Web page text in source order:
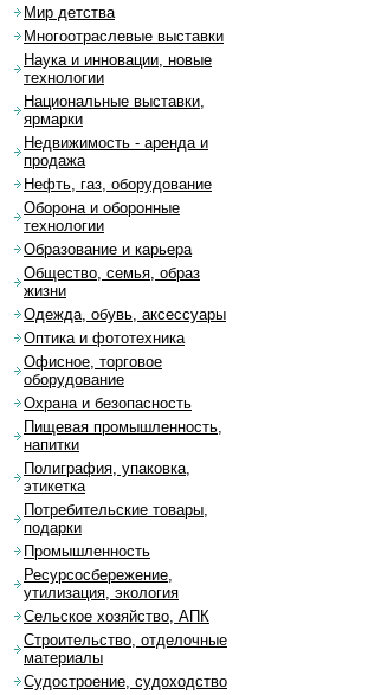
Мир детства
Многоотраслевые выставки
Наука и инновации, новые
технологии
Национальные выставки,
ярмарки
Недвижимость - аренда и
продажа
Нефть, газ, оборудование
Оборона и оборонные
технологии
Образование и карьера
Общество, семья, образ
жизни
Одежда, обувь, аксессуары
Оптика и фототехника
Офисное, торговое
оборудование
Охрана и безопасность
Пищевая промышленность,
напитки
Полиграфия, упаковка,
этикетка
Потребительские товары,
подарки
Промышленность
Ресурсосбережение,
утилизация, экология
Сельское хозяйство, АПК
Строительство, отделочные
материалы
Судостроение, судоходство